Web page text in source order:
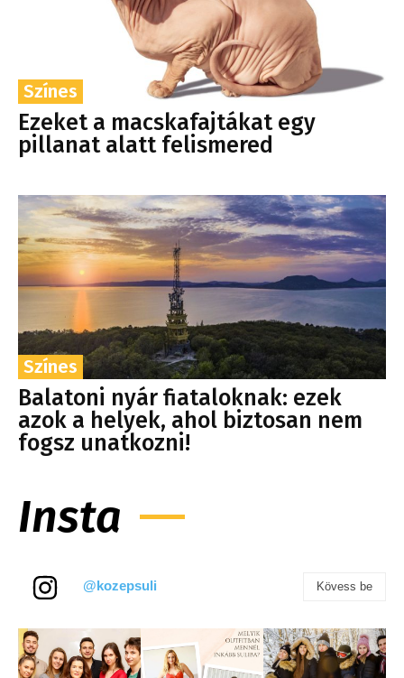
Színes
Ezeket a macskafajtákat egy
pillanat alatt felismered
Színes
Balatoni nyár fiataloknak: ezek
azok a helyek, ahol biztosan nem
fogsz unatkozni!
Insta
@kozepsuli Kövess be